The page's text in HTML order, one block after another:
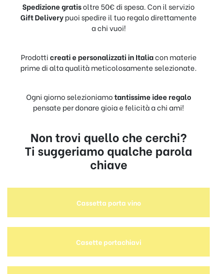
Spedizione gratisoltre 50€ di spesa. Con il servizio
Gift Deliverypuoi spedire il tuo regalo direttamente
a chi vuoi!
Prodotticreati e personalizzati in Italiacon materie
prime di alta qualità meticolosamente selezionate.
Ogni giorno selezioniamotantissime idee regalo
pensate per donare gioia e felicità a chi ami!
Non trovi quello che cerchi?
Ti suggeriamo qualche parola
chiave
Cassetta porta vino
Casette portachiavi